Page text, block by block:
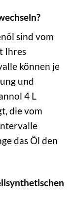
sind vom
Ihres
können je
und
4 L
die vom
das Öl den